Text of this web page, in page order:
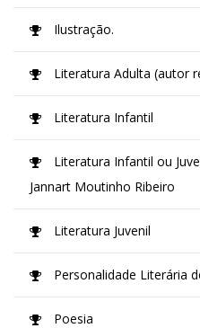
Ilustração.
Literatura Adulta (autor
Literatura Infantil
Literatura Infantil ou
Jannart Moutinho Ribeiro
Literatura Juvenil
Personalidade Literária
Poesia